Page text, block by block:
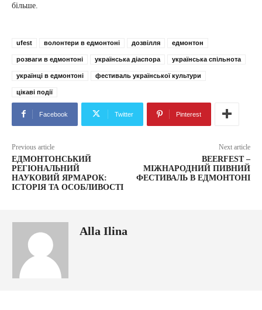
більше.
ufest волонтери в едмонтоні дозвілля едмонтон
розваги в едмонтоні українська діаспора українська спільнота
українці в едмонтоні фестиваль української культури
цікаві події
Facebook Twitter Pinterest
Previous article
ЕДМОНТОНСЬКИЙ
РЕГІОНАЛЬНИЙ
НАУКОВИЙ ЯРМАРОК:
ІСТОРІЯ ТА ОСОБЛИВОСТІ
Next article
BEERFEST –
МІЖНАРОДНИЙ ПИВНИЙ
ФЕСТИВАЛЬ В ЕДМОНТОНІ
Alla Ilina